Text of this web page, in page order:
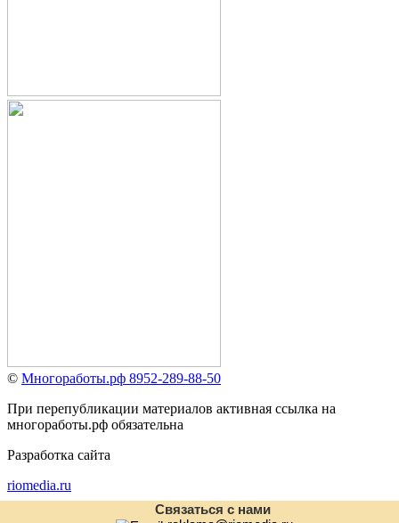
© Многоработы.рф 8952-289-88-50
При перепубликации материалов активная ссылка на
многоработы.рф обязательна
Разработка сайта
riomedia.ru
Связаться с нами